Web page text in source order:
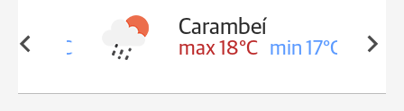
18°C
Carambeí
max 18°C min 17°C